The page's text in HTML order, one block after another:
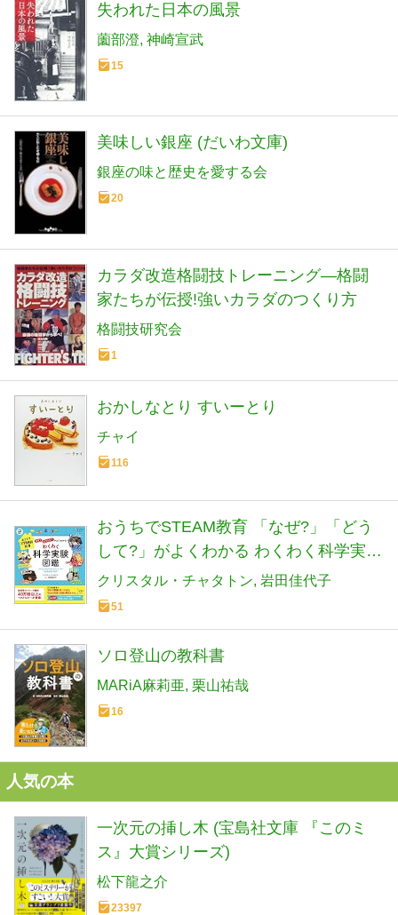
失われた日本の風景
薗部澄 神崎宣武
15
美味しい銀座 (だいわ文庫)
銀座の味と歴史を愛する会
20
カラダ改造格闘技トレーニング―格闘
家たちが伝授!強いカラダのつくり方
格闘技研究会
1
おかしなとり すいーとり
チャイ
116
おうちでSTEAM教育 「なぜ?」「どう
して?」がよくわかる わくわく科学実験
図鑑(小学校全学年向け)
クリスタル・チャタトン 岩田佳代子
51
ソロ登山の教科書
MARiA麻莉亜 栗山祐哉
16
人気の本
一次元の挿し木 (宝島社文庫 『このミ
ス』大賞シリーズ)
松下龍之介
23397